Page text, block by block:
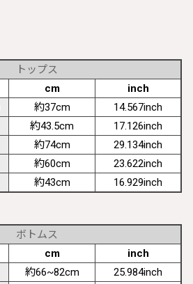
トップス
cm
inch
約37cm
14.567inch
約43.5cm
17.126inch
約74cm
29.134inch
約60cm
23.622inch
約43cm 16.929inch
ボトムス
cm
inch
約66~82cm
25.984inch